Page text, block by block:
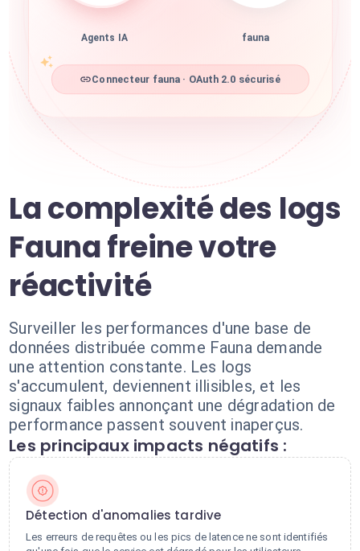
Agents IA fauna
Connecteur fauna · OAuth 2.0 sécurisé
La complexité des logs
Fauna freine votre
réactivité
Surveiller les performances d'une base de
données distribuée comme Fauna demande
une attention constante. Les logs
s'accumulent, deviennent illisibles, et les
signaux faibles annonçant une dégradation de
performance passent souvent inaperçus.
Les principaux impacts négatifs :
Détection d'anomalies tardive
Les erreurs de requêtes ou les pics de latence ne sont identifiés